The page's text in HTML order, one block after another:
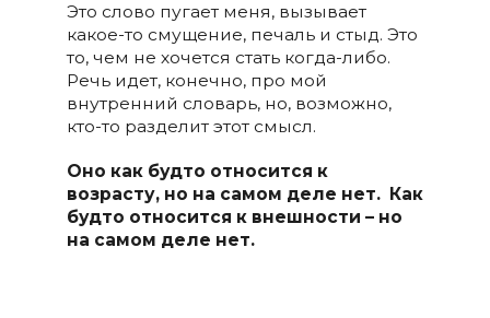
Это слово пугает меня, вызывает
какое-то смущение, печаль и стыд. Это
то, чем не хочется стать когда-либо.
Речь идет, конечно, про мой
внутренний словарь, но, возможно,
кто-то разделит этот смысл.
Оно как будто относится к
возрасту, но на самом деле нет. Как
будто относится к внешности – но
на самом деле нет.